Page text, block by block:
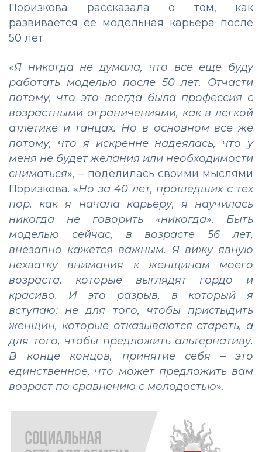
Поризкова рассказала о том, как
развивается ее модельная карьера после
50 лет.
«Я никогда не думала, что все еще буду
работать моделью после 50 лет. Отчасти
потому, что это всегда была профессия с
возрастными ограничениями, как в легкой
атлетике и танцах. Но в основном все же
потому, что я искренне надеялась, что у
меня не будет желания или необходимости
сниматься», – поделилась своими мыслями
Поризкова. «Но за 40 лет, прошедших с тех
пор, как я начала карьеру, я научилась
никогда не говорить «никогда». Быть
моделью сейчас, в возрасте 56 лет,
внезапно кажется важным. Я вижу явную
нехватку внимания к женщинам моего
возраста, которые выглядят гордо и
красиво. И это разрыв, в который я
вступаю: не для того, чтобы пристыдить
женщин, которые отказываются стареть, а
для того, чтобы предложить альтернативу.
В конце концов, принятие себя – это
единственное, что может предложить вам
возраст по сравнению с молодостью».